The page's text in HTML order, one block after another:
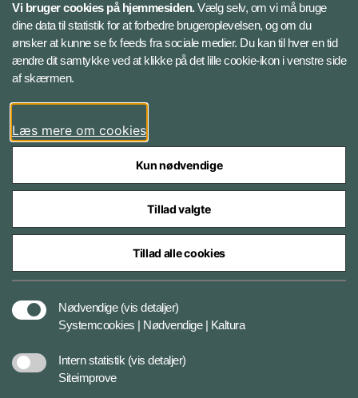
Instagram
Bluesky
LinkedIn
Styrelser og myndigheder under Forsvarsministeriet
Vi bruger cookies på hjemmesiden.Vælg selv, om vi må bruge
dine data til statistik for at forbedre brugeroplevelsen, og om du
ønsker at kunne se fx feeds fra sociale medier. Du kan til hver en tid
ændre dit samtykke ved at klikke på det lille cookie-ikon i venstre side
af skærmen.
Læs mere om cookies
Kun nødvendige
Tillad valgte
Tillad alle cookies
Nødvendige (vis detaljer)
Systemcookies | Nødvendige | Kaltura
Intern statistik (vis detaljer)
Siteimprove